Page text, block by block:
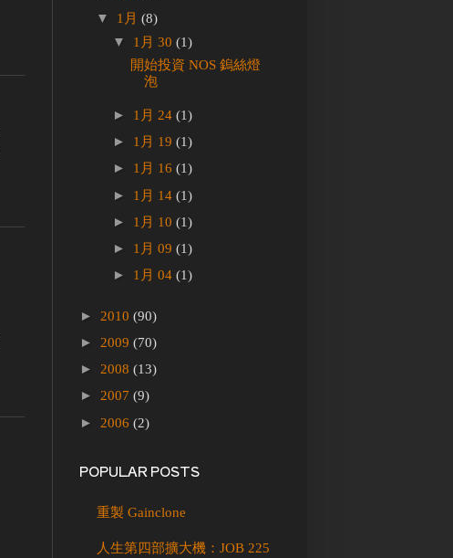
▼ 1月 (8)
▼ 1月 30 (1)
開始投資 NOS 鎢絲燈
泡
► 1月 24 (1)
► 1月 19 (1)
► 1月 16 (1)
► 1月 14 (1)
► 1月 10 (1)
► 1月 09 (1)
► 1月 04 (1)
► 2010 (90)
► 2009 (70)
► 2008 (13)
► 2007 (9)
► 2006 (2)
POPULAR POSTS
重製 Gainclone
人生第四部擴大機：JOB 225